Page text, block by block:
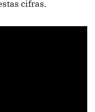
cifras.